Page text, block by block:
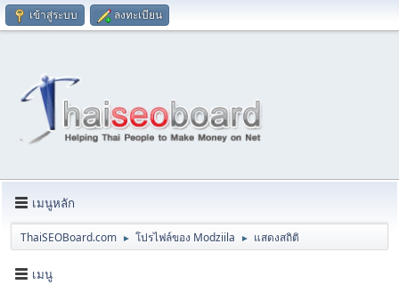
เข้าสู่ระบบ ลงทะเบียน
เมนูหลัก
ThaiSEOBoard.com ► โปรไฟล์ของ Modziila ► แสดงสถิติ
เมนู